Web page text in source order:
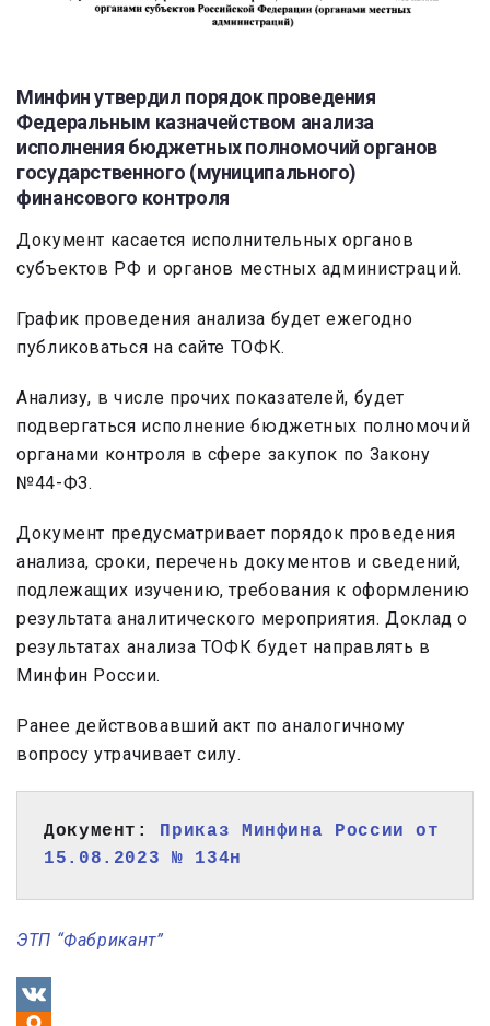
Минфин утвердил порядок проведения
Федеральным казначейством анализа
исполнения бюджетных полномочий органов
государственного (муниципального)
финансового контроля
Документ касается исполнительных органов
субъектов РФ и органов местных администраций.
График проведения анализа будет ежегодно
публиковаться на сайте ТОФК.
Анализу, в числе прочих показателей, будет
подвергаться исполнение бюджетных полномочий
органами контроля в сфере закупок по Закону
№44-ФЗ.
Документ предусматривает порядок проведения
анализа, сроки, перечень документов и сведений,
подлежащих изучению, требования к оформлению
результата аналитического мероприятия. Доклад о
результатах анализа ТОФК будет направлять в
Минфин России.
Ранее действовавший акт по аналогичному
вопросу утрачивает силу.
Документ: Приказ Минфина России от
15.08.2023 № 134н
ЭТП “Фабрикант”